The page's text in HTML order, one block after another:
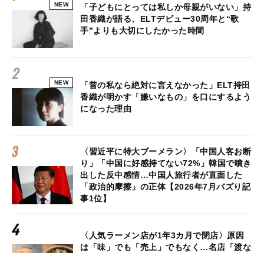
NEW
「子どもにとっては私しか母親がいない」持
田香織が語る、ELTデビュー30周年と“歌
手”よりも大切にしたかった時間
NEW
「昔の私なら絶対に言えなかった」ELT持田
香織が明かす「嫌いなもの」を口にするよう
になった理由
〈習近平に特大ブーメラン〉「中国人客お断
り」「中国に好感持てない72%」韓国で噴き
出した反中感情…中国人旅行者が直面した
「政治的摩擦」の正体【2026年7月バズり記
事1位】
〈人気ラーメン店が1年3カ月で閉店〉原因
は「味」でも「売上」でもなく…名店「渡な